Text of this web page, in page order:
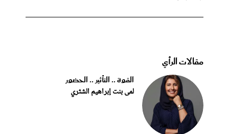
مقالات الرأي
القوة .. التأثير .. الحضور
لمى بنت إبراهيم الشثري